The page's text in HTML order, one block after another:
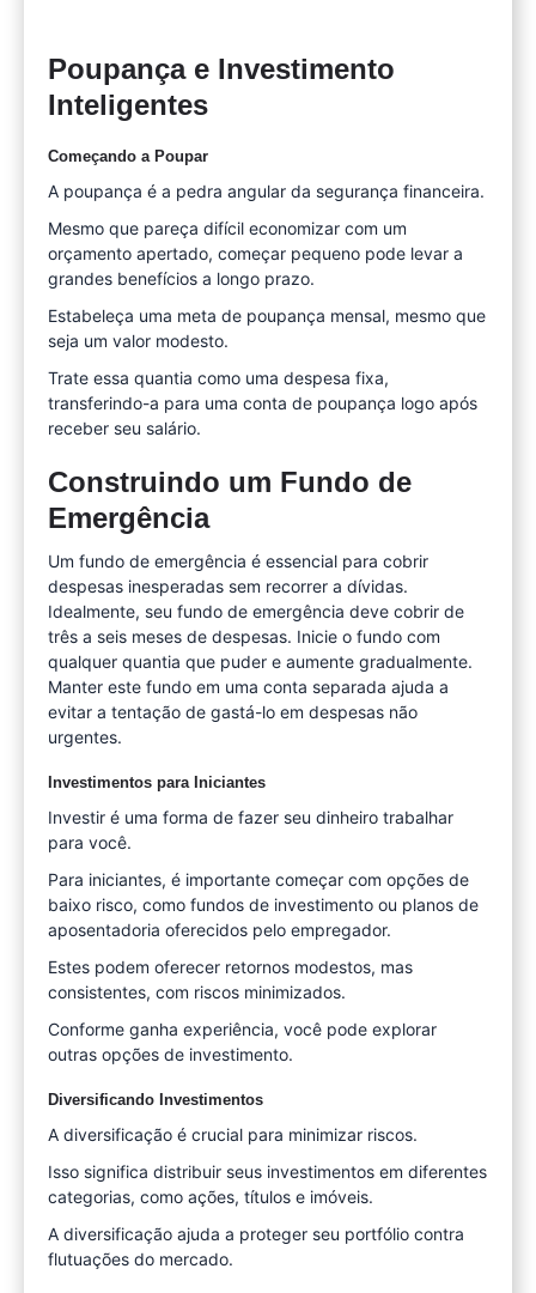
Poupança e Investimento
Inteligentes
Começando a Poupar
A poupança é a pedra angular da segurança financeira.
Mesmo que pareça difícil economizar com um
orçamento apertado, começar pequeno pode levar a
grandes benefícios a longo prazo.
Estabeleça uma meta de poupança mensal, mesmo que
seja um valor modesto.
Trate essa quantia como uma despesa fixa,
transferindo-a para uma conta de poupança logo após
receber seu salário.
Construindo um Fundo de
Emergência
Um fundo de emergência é essencial para cobrir
despesas inesperadas sem recorrer a dívidas.
Idealmente, seu fundo de emergência deve cobrir de
três a seis meses de despesas. Inicie o fundo com
qualquer quantia que puder e aumente gradualmente.
Manter este fundo em uma conta separada ajuda a
evitar a tentação de gastá-lo em despesas não
urgentes.
Investimentos para Iniciantes
Investir é uma forma de fazer seu dinheiro trabalhar
para você.
Para iniciantes, é importante começar com opções de
baixo risco, como fundos de investimento ou planos de
aposentadoria oferecidos pelo empregador.
Estes podem oferecer retornos modestos, mas
consistentes, com riscos minimizados.
Conforme ganha experiência, você pode explorar
outras opções de investimento.
Diversificando Investimentos
A diversificação é crucial para minimizar riscos.
Isso significa distribuir seus investimentos em diferentes
categorias, como ações, títulos e imóveis.
A diversificação ajuda a proteger seu portfólio contra
flutuações do mercado.